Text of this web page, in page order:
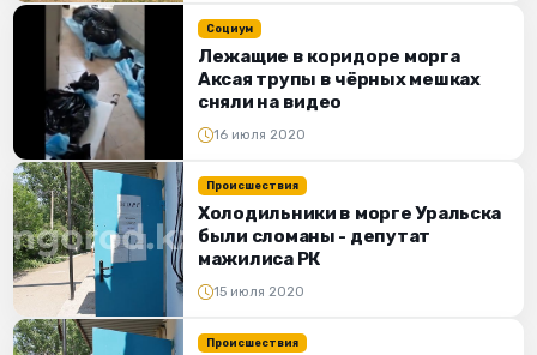
Социум
Лежащие в коридоре морга
Аксая трупы в чёрных мешках
сняли на видео
16 июля 2020
Происшествия
Холодильники в морге Уральска
были сломаны - депутат
мажилиса РК
15 июля 2020
Происшествия